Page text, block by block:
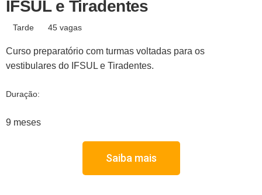
IFSUL e Tiradentes
Tarde 45 vagas
Curso preparatório com turmas voltadas para os
vestibulares do IFSUL e Tiradentes.
Duração:
9 meses
Saiba mais